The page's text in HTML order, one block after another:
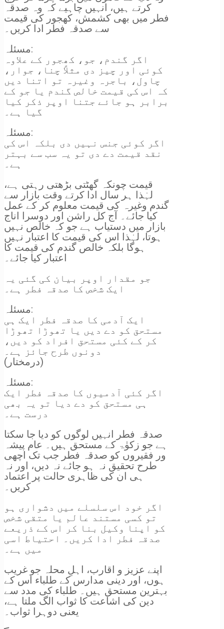
کرتے ہیں، انہیں چاہیے کہ وہ صدقہ
فطر میں بھی کشمش، کھجور کی قیمت
سے صدقہ فطر ادا کریں۔
مسئلہ:
اگر گندم، جو، کھجور کے علاوہ
کوئی اور چیز دی مثلاً چنا، جوار،
چاول، باجرہ وغیرہ تو اتنا دیں
کہ اس کی قیمت خالص گندم یا جو کے
برابر ہو جائے جتنا اوپر ذکر کیا
گیا ہے۔
مسئلہ:
اگر کوئی جنس نہیں دی بلکہ اس کی
نقد قیمت دے دی تو یہ سب سے بہتر
ہے۔
قیمت چونکہ گھٹتی بڑھتی رہتی ہے،
لہٰذا ہر سال ادا کرتے وقت بازار سے
گندم وغیرہ کی قیمت معلوم کر کے عمل
کیا جائے۔ آج کل راشن اور دوسرا اناج
بازار میں دستیاب ہے جو کہ خالص نہیں
ہوتا، لہٰذا اس کی قیمت کا اعتبار نہیں
ہوگا بلکہ خالص گندم کی قیمت کا
اعتبار کیا جائے۔
جو مقدار اوپر بیان کی گئی یہ
ایک شخص کا صدقہ فطر ہے۔
مسئلہ:
ایک آدمی کا صدقہ فطر ایک ہی
مستحق کو دے دیں یا تھوڑا تھوڑا
کر کے کئی مستحق افراد کو دیں،
دونوں طرح جائز ہے۔
(درمختار)
مسئلہ:
اگر کئی آدمیوں کا صدقہ فطر ایک
ہی مستحق کو دے دیا تو یہ بھی
درست ہے۔
صدقہ فطر انہیں لوگوں کو دیا جا سکتا
ہے جو زکوٰۃ کے مستحق ہیں۔ عام پیشہ
ور فقیروں کو صدقہ فطر جب تک اچھی
طرح تحقیق نہ ہو جائے نہ دیں، اور نہ
ہی ان کی ظاہری حالت پر اعتماد
کریں۔
اگر خود اس سلسلے میں دشواری ہو
تو کسی مستند عالم یا متقی شخص
کو اپنا وکیل بنا کر اس کے ذریعے
صدقہ فطر ادا کریں۔ احتیاط اسی
میں ہے۔
اپنے عزیز و اقارب، اہلِ محلہ جو غریب
ہوں، اور دینی مدارس کے طلباء اس کے
بہترین مستحق ہیں۔ طلباء کی مدد سے
دین کی اشاعت کا ثواب الگ ملتا ہے،
یعنی دوہرا ثواب۔